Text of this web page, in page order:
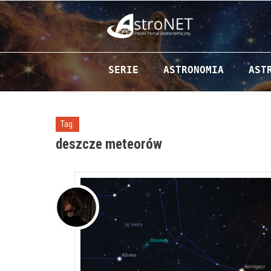
Przejdź do zawartości
SERIE ASTRONOMIA
Tag:
deszcze meteorów